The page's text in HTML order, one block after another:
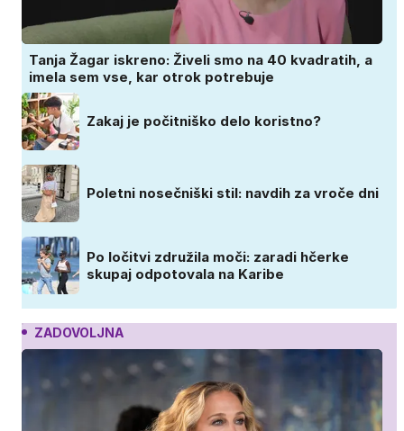
Tanja Žagar iskreno: Živeli smo na 40 kvadratih, a
imela sem vse, kar otrok potrebuje
Zakaj je počitniško delo koristno?
Poletni nosečniški stil: navdih za vroče dni
Po ločitvi združila moči: zaradi hčerke
skupaj odpotovala na Karibe
ZADOVOLJNA